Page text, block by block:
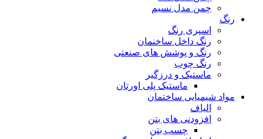
چمن مدل نسیم
رنگ
اسپری رنگ
رنگ داخل ساخنمان
رنگ و پوشش های صنعتی
رنگ چوب
ماستیک و درزگیر
ماستیک پلی اورتان
مواد شیمیایی ساختمان
الیاف
افزودنی های بتن
چسب بتن